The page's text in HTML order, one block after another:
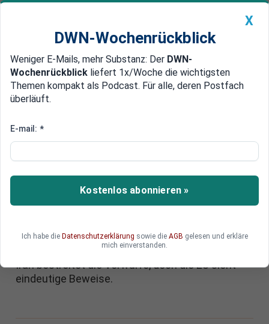
Newsticker MEIN DWN: Geldanlage Premium
Edelmetalle DWN-Magazin China
EU verhängt neue Sanktionen
Russland im Visier
Die EU hat neue Sanktionen gegen den Iran
beschlossen, um die Lieferung ballistischer
Maßnahmen zielen auf Unternehmen und
Personen ab, die an der Produktion beteiligt sind.
Iran bestreitet die Vorwürfe, doch die EU sieht
eindeutige Beweise.
X
DWN-Wochenrückblick
Weniger E-Mails, mehr Substanz: Der DWN-
Wochenrückblick liefert 1x/Woche die wichtigsten
Themen kompakt als Podcast. Für alle, deren Postfach
überläuft.
E-mail: *
Kostenlos abonnieren »
Ich habe die Datenschutzerklärung sowie die AGB gelesen und erkläre
mich einverstanden.